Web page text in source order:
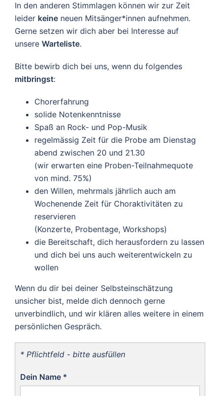
In den anderen Stimmlagen können wir zur Zeit
leider keine neuen Mitsänger*innen aufnehmen.
Gerne setzen wir dich aber bei Interesse auf
unsere Warteliste.
Bitte bewirb dich bei uns, wenn du folgendes
mitbringst:
Chorerfahrung
solide Notenkenntnisse
Spaß an Rock- und Pop-Musik
regelmässig Zeit für die Probe am Dienstag
abend zwischen 20 und 21.30
(wir erwarten eine Proben-Teilnahmequote
von mind. 75%)
den Willen, mehrmals jährlich auch am
Wochenende Zeit für Choraktivitäten zu
reservieren
(Konzerte, Probentage, Workshops)
die Bereitschaft, dich herausfordern zu lassen
und dich bei uns auch weiterentwickeln zu
wollen
Wenn du dir bei deiner Selbsteinschätzung
unsicher bist, melde dich dennoch gerne
unverbindlich, und wir klären alles weitere in einem
persönlichen Gespräch.
* Pflichtfeld - bitte ausfüllen
Dein Name *